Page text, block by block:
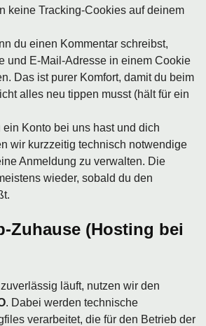
keine Tracking-Cookies auf deinem
du einen Kommentar schreibst,
und E-Mail-Adresse in einem Cookie
Das ist purer Komfort, damit du beim
alles neu tippen musst (hält für ein
ein Konto bei uns hast und dich
wir kurzzeitig technisch notwendige
Anmeldung zu verwalten. Die
wieder, sobald du den
Zuhause (Hosting bei
läuft, nutzen wir den
. Dabei werden technische
verarbeitet, die für den Betrieb der